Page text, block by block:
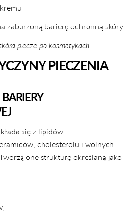
zaburzoną barierę ochronną skóry.
piecze po kosmetykach
PIECZENIA
się z lipidów
cholesterolu i wolnych
one strukturę określaną jako